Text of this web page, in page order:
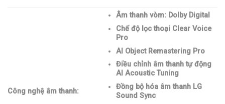
Công nghệ âm thanh:
Âm thanh vòm: Dolby Digital
Chế độ lọc thoại Clear Voice
Pro
AI Object Remastering Pro
Điều chỉnh âm thanh tự động
AI Acoustic Tuning
Đồng bộ hóa âm thanh LG
Sound Sync